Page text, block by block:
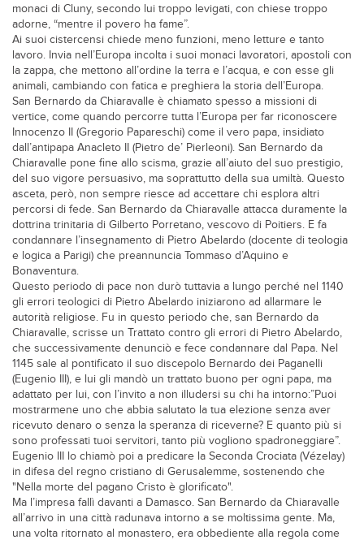
monaci di Cluny, secondo lui troppo levigati, con chiese troppo
adorne, “mentre il povero ha fame”.
Ai suoi cistercensi chiede meno funzioni, meno letture e tanto
lavoro. Invia nell’Europa incolta i suoi monaci lavoratori, apostoli con
la zappa, che mettono all’ordine la terra e l’acqua, e con esse gli
animali, cambiando con fatica e preghiera la storia dell’Europa.
San Bernardo da Chiaravalle è chiamato spesso a missioni di
vertice, come quando percorre tutta l’Europa per far riconoscere
Innocenzo II (Gregorio Papareschi) come il vero papa, insidiato
dall’antipapa Anacleto II (Pietro de’ Pierleoni). San Bernardo da
Chiaravalle pone fine allo scisma, grazie all’aiuto del suo prestigio,
del suo vigore persuasivo, ma soprattutto della sua umiltà. Questo
asceta, però, non sempre riesce ad accettare chi esplora altri
percorsi di fede. San Bernardo da Chiaravalle attacca duramente la
dottrina trinitaria di Gilberto Porretano, vescovo di Poitiers. E fa
condannare l’insegnamento di Pietro Abelardo (docente di teologia
e logica a Parigi) che preannuncia Tommaso d’Aquino e
Bonaventura.
Questo periodo di pace non durò tuttavia a lungo perché nel 1140
gli errori teologici di Pietro Abelardo iniziarono ad allarmare le
autorità religiose. Fu in questo periodo che, san Bernardo da
Chiaravalle, scrisse un Trattato contro gli errori di Pietro Abelardo,
che successivamente denunciò e fece condannare dal Papa. Nel
1145 sale al pontificato il suo discepolo Bernardo dei Paganelli
(Eugenio III), e lui gli mandò un trattato buono per ogni papa, ma
adattato per lui, con l’invito a non illudersi su chi ha intorno:”Puoi
mostrarmene uno che abbia salutato la tua elezione senza aver
ricevuto denaro o senza la speranza di riceverne? E quanto più si
sono professati tuoi servitori, tanto più vogliono spadroneggiare”.
Eugenio III lo chiamò poi a predicare la Seconda Crociata (Vézelay)
in difesa del regno cristiano di Gerusalemme, sostenendo che
"Nella morte del pagano Cristo è glorificato".
Ma l’impresa fallì davanti a Damasco. San Bernardo da Chiaravalle
all’arrivo in una città radunava intorno a se moltissima gente. Ma,
una volta ritornato al monastero, era obbediente alla regola come